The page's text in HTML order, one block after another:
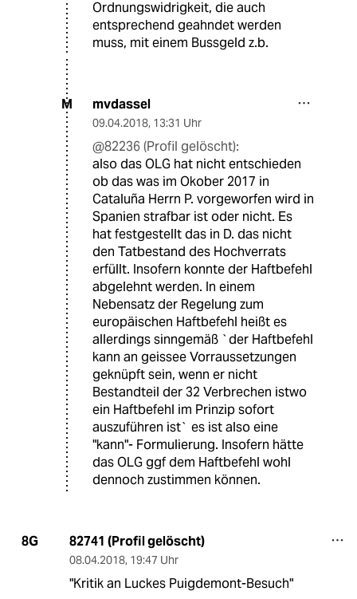
Ordnungswidrigkeit, die auch
entsprechend geahndet werden
muss, mit einem Bussgeld z.b.
M mvdassel
09.04.2018, 13:31 Uhr
@82236 (Profil gelöscht):
also das OLG hat nicht entschieden
ob das was im Okober 2017 in
Cataluña Herrn P. vorgeworfen wird in
Spanien strafbar ist oder nicht. Es
hat festgestellt das in D. das nicht
den Tatbestand des Hochverrats
erfüllt. Insofern konnte der Haftbefehl
abgelehnt werden. In einem
Nebensatz der Regelung zum
europäischen Haftbefehl heißt es
allerdings sinngemäß `der Haftbefehl
kann an geissee Vorraussetzungen
geknüpft sein, wenn er nicht
Bestandteil der 32 Verbrechen istwo
ein Haftbefehl im Prinzip sofort
auszuführen ist` es ist also eine
"kann"- Formulierung. Insofern hätte
das OLG ggf dem Haftbefehl wohl
dennoch zustimmen können.
8G 82741 (Profil gelöscht)
08.04.2018, 19:47 Uhr
"Kritik an Luckes Puigdemont-Besuch"